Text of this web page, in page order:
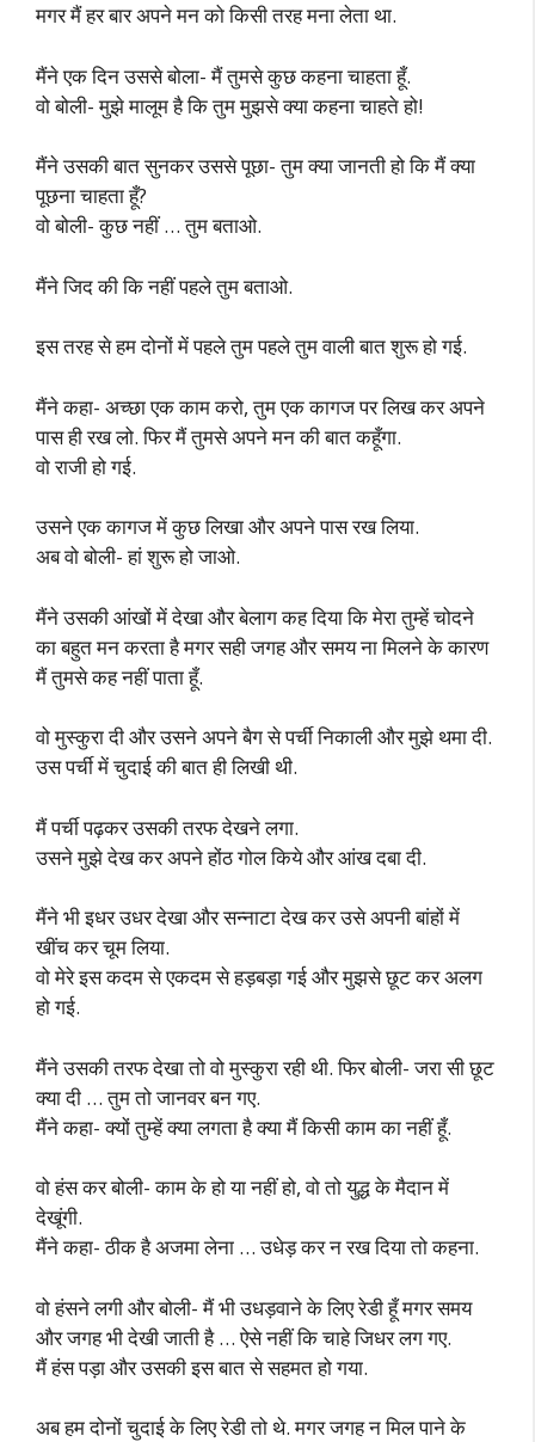
मगर मैं हर बार अपने मन को किसी तरह मना लेता था.
मैंने एक दिन उससे बोला- मैं तुमसे कुछ कहना चाहता हूँ.
वो बोली- मुझे मालूम है कि तुम मुझसे क्या कहना चाहते हो!
मैंने उसकी बात सुनकर उससे पूछा- तुम क्या जानती हो कि मैं क्या
पूछना चाहता हूँ?
वो बोली- कुछ नहीं … तुम बताओ.
मैंने जिद की कि नहीं पहले तुम बताओ.
इस तरह से हम दोनों में पहले तुम पहले तुम वाली बात शुरू हो गई.
मैंने कहा- अच्छा एक काम करो, तुम एक कागज पर लिख कर अपने
पास ही रख लो. फिर मैं तुमसे अपने मन की बात कहूँगा.
वो राजी हो गई.
उसने एक कागज में कुछ लिखा और अपने पास रख लिया.
अब वो बोली- हां शुरू हो जाओ.
मैंने उसकी आंखों में देखा और बेलाग कह दिया कि मेरा तुम्हें चोदने
का बहुत मन करता है मगर सही जगह और समय ना मिलने के कारण
मैं तुमसे कह नहीं पाता हूँ.
वो मुस्कुरा दी और उसने अपने बैग से पर्ची निकाली और मुझे थमा दी.
उस पर्ची में चुदाई की बात ही लिखी थी.
मैं पर्ची पढ़कर उसकी तरफ देखने लगा.
उसने मुझे देख कर अपने होंठ गोल किये और आंख दबा दी.
मैंने भी इधर उधर देखा और सन्नाटा देख कर उसे अपनी बांहों में
खींच कर चूम लिया.
वो मेरे इस कदम से एकदम से हड़बड़ा गई और मुझसे छूट कर अलग
हो गई.
मैंने उसकी तरफ देखा तो वो मुस्कुरा रही थी. फिर बोली- जरा सी छूट
क्या दी … तुम तो जानवर बन गए.
मैंने कहा- क्यों तुम्हें क्या लगता है क्या मैं किसी काम का नहीं हूँ.
वो हंस कर बोली- काम के हो या नहीं हो, वो तो युद्ध के मैदान में
देखूंगी.
मैंने कहा- ठीक है अजमा लेना … उधेड़ कर न रख दिया तो कहना.
वो हंसने लगी और बोली- मैं भी उधड़वाने के लिए रेडी हूँ मगर समय
और जगह भी देखी जाती है … ऐसे नहीं कि चाहे जिधर लग गए.
मैं हंस पड़ा और उसकी इस बात से सहमत हो गया.
अब हम दोनों चुदाई के लिए रेडी तो थे. मगर जगह न मिल पाने के